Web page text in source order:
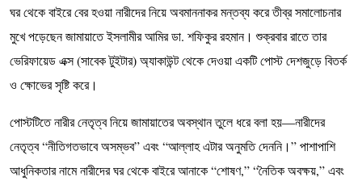
ঘর থেকে বাইরে বের হওয়া নারীদের নিয়ে অবমাননাকর মন্তব্য করে তীব্র সমালোচনার
মুখে পড়েছেন জামায়াতে ইসলামীর আমির ডা. শফিকুর রহমান। শুক্রবার রাতে তার
ভেরিফায়েড এক্স (সাবেক টুইটার) অ্যাকাউন্ট থেকে দেওয়া একটি পোস্ট দেশজুড়ে বিতর্ক
ও ক্ষোভের সৃষ্টি করে।
পোস্টটিতে নারীর নেতৃত্ব নিয়ে জামায়াতের অবস্থান তুলে ধরে বলা হয়—নারীদের
নেতৃত্ব “নীতিগতভাবে অসম্ভব” এবং “আল্লাহ এটার অনুমতি দেননি।” পাশাপাশি
আধুনিকতার নামে নারীদের ঘর থেকে বাইরে আনাকে “শোষণ,” “নৈতিক অবক্ষয়,” এবং